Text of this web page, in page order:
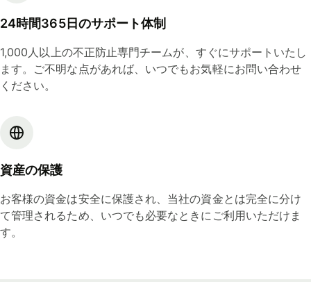
24時間365日のサポート体制
1,000人以上の不正防止専門チームが、すぐにサポートいたし
ます。ご不明な点があれば、いつでもお気軽にお問い合わせ
ください。
資産の保護
お客様の資金は安全に保護され、当社の資金とは完全に分け
て管理されるため、いつでも必要なときにご利用いただけま
す。